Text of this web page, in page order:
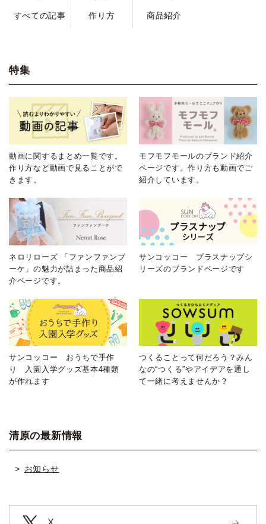
すべての記事 作り方 商品紹介
特集
動画に関するまとめ一覧です。
作り方など動画で見ることがで
きます。
モフモフモールのブランド紹介
ページです。作り方も動画でご
紹介しています。
ネロリローズ 「ファンファンブ
ーケ」の魅力が詰まった商品紹
介ページです。
サンコッコー プラスナップシ
リーズのブランドページです
サンコッコー おうちで手作
り 入園入学グッズ基本4種類
が作れます
つくることって何だろう？みん
なの“つくる”やアイデアを通し
て一緒に考えませんか？
清原の最新情報
お知らせ